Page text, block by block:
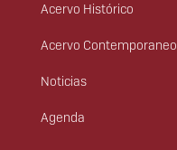
Acervo Histórico
Acervo Contemporaneo
Noticias
Agenda